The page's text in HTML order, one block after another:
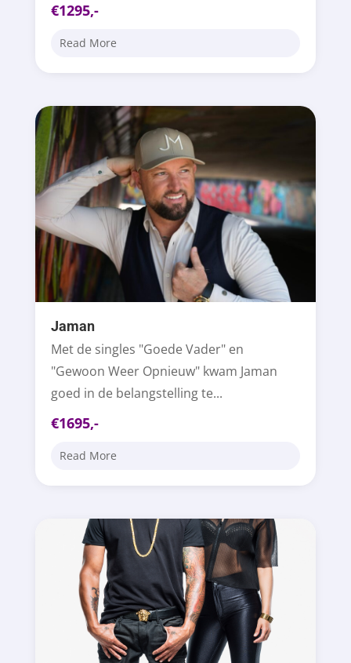
€1295,-
Read More
Jaman
Met de singles "Goede Vader" en
"Gewoon Weer Opnieuw" kwam Jaman
goed in de belangstelling te...
€1695,-
Read More